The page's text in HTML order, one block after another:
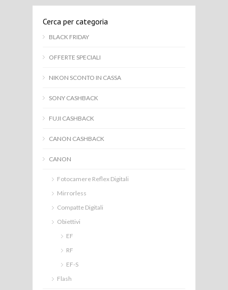
Cerca per categoria
BLACK FRIDAY
OFFERTE SPECIALI
NIKON SCONTO IN CASSA
SONY CASHBACK
FUJI CASHBACK
CANON CASHBACK
CANON
Fotocamere Reflex Digitali
Mirrorless
Compatte Digitali
Obiettivi
EF
RF
EF-S
Flash